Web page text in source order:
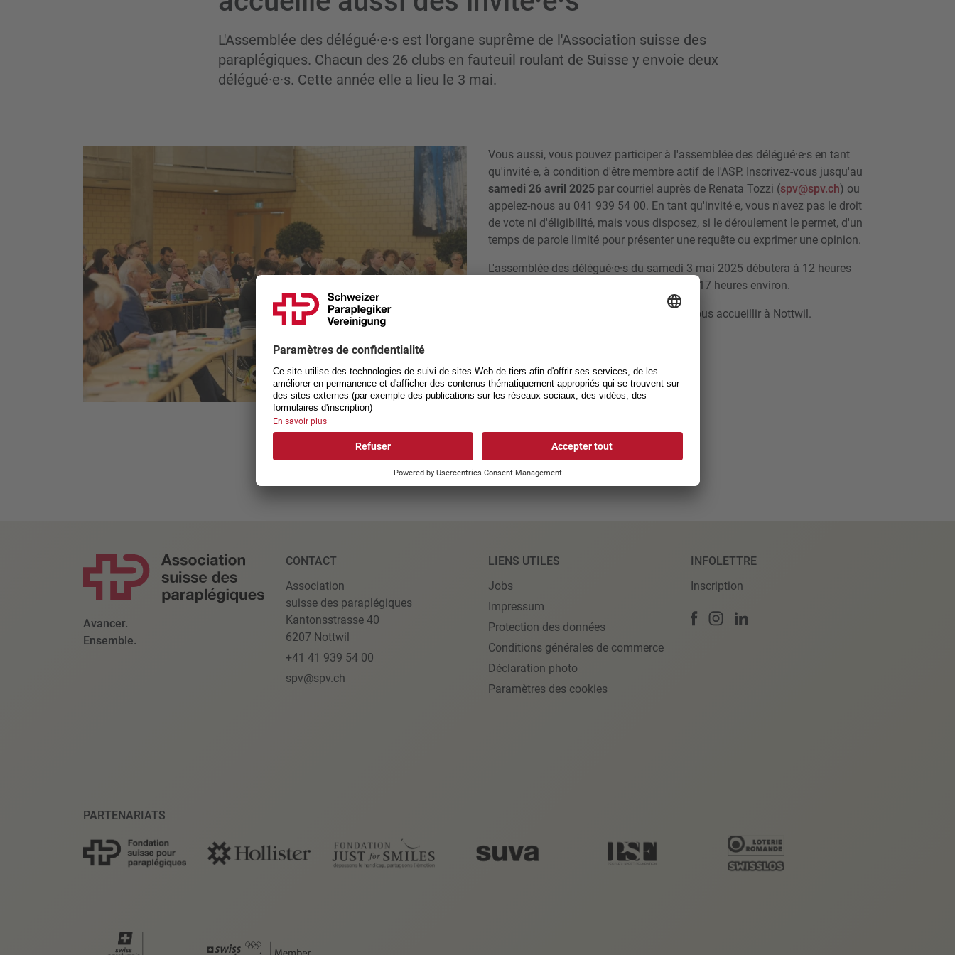
L'Assemblée des délégué·e·s est l'organe suprême de l'Association suisse des
paraplégiques. Chacun des 26 clubs en fauteuil roulant de Suisse y envoie deux
délégué·e·s. Cette année elle a lieu le 3 mai.
Vous aussi, vous pouvez participer à l'assemblée des délégué·e·s en tant
qu'invité·e, à condition d'être membre actif de l'ASP. Inscrivez-vous jusqu'au
samedi 26 avril 2025 par courriel auprès de Renata Tozzi (spv@spv.ch) ou
appelez-nous au 041 939 54 00. En tant qu'invité·e, vous n'avez pas le droit
de vote ni d'éligibilité, mais vous disposez, si le déroulement le permet, d'un
temps de parole limité pour présenter une requête ou exprimer une opinion.
L'assemblée des délégué·e·s du samedi 3 mai 2025 débutera à 12 heures
avec une petite collation et durera jusqu'à 17 heures environ.
Nous nous réjouissons d'ores et déjà de vous accueillir à Nottwil.
Avancer.
Ensemble.
CONTACT
Association
suisse des paraplégiques
Kantonsstrasse 40
6207 Nottwil
+41 41 939 54 00
spv@spv.ch
LIENS UTILES
Jobs
Impressum
Protection des données
Conditions générales de commerce
Déclaration photo
Paramètres des cookies
INFOLETTRE
Inscription
PARTENARIATS